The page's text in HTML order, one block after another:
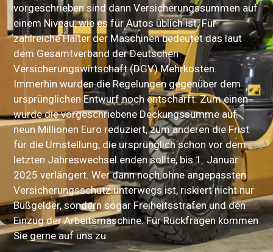
vorgeschrieben sind dann Versicherungssummen auf
einem Niveau, wie es für Autos üblich ist. Für
zahlreiche Halter der Maschinen bedeutet das laut
dem Gesamtverband der Deutschen
Versicherungswirtschaft (DGV) Mehrkosten.
Immerhin wurden die Regelungen gegenüber dem
ursprünglichen Entwurf noch entschärft: Zum einen
wurde die vorgeschriebene Deckungssumme auf
neun Millionen Euro reduziert, zum anderen die Frist
für die Umstellung, die ursprünglich schon vor dem
letzten Jahreswechsel enden sollte, bis 1. Januar
2025 verlängert. Wer dann noch ohne angepassten
Versicherungsschutz unterwegs ist, riskiert nicht nur
Bußgelder, sondern sogar Freiheitsstrafen und den
Einzug der Arbeitsmaschine. Für Rückfragen kommen
Sie gerne auf uns zu.